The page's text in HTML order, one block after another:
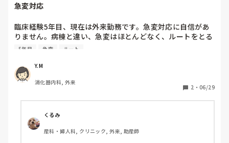
急変対応
臨床経験5年目、現在は外来勤務です。急変対応に自信があ
りません。病棟と違い、急変はほとんどなく、ルートをとる
こともほばありません。
急変対応のフローチャートは頭に叩き込んでありますが、実
際動けるかどうか不安です。アドバイスいただきたいです。
5年目 急変 ルート
Y.M
消化器内科, 外来
2 ・ 06/29
くるみ
産科・婦人科, クリニック, 外来, 助産師